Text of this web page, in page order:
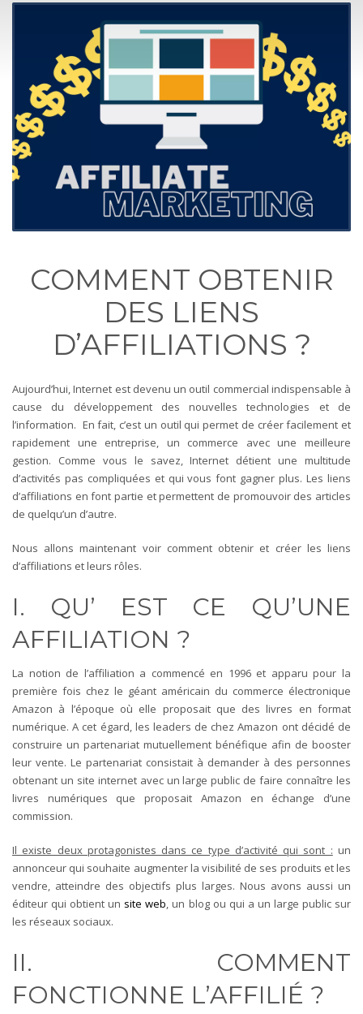
COMMENT OBTENIR
DES LIENS
D’AFFILIATIONS ?
Aujourd’hui, Internet est devenu un outil commercial indispensable à
cause du développement des nouvelles technologies et de
l’information. En fait, c’est un outil qui permet de créer facilement et
rapidement une entreprise, un commerce avec une meilleure
gestion. Comme vous le savez, Internet détient une multitude
d’activités pas compliquées et qui vous font gagner plus. Les liens
d’affiliations en font partie et permettent de promouvoir des articles
de quelqu’un d’autre.
Nous allons maintenant voir comment obtenir et créer les liens
d’affiliations et leurs rôles.
I. QU’ EST CE QU’UNE
AFFILIATION ?
La notion de l’affiliation a commencé en 1996 et apparu pour la
première fois chez le géant américain du commerce électronique
Amazon à l’époque où elle proposait que des livres en format
numérique. A cet égard, les leaders de chez Amazon ont décidé de
construire un partenariat mutuellement bénéfique afin de booster
leur vente. Le partenariat consistait à demander à des personnes
obtenant un site internet avec un large public de faire connaître les
livres numériques que proposait Amazon en échange d’une
commission.
Il existe deux protagonistes dans ce type d’activité qui sont : un
annonceur qui souhaite augmenter la visibilité de ses produits et les
vendre, atteindre des objectifs plus larges. Nous avons aussi un
éditeur qui obtient un site web, un blog ou qui a un large public sur
les réseaux sociaux.
II. COMMENT
FONCTIONNE L’AFFILIÉ ?